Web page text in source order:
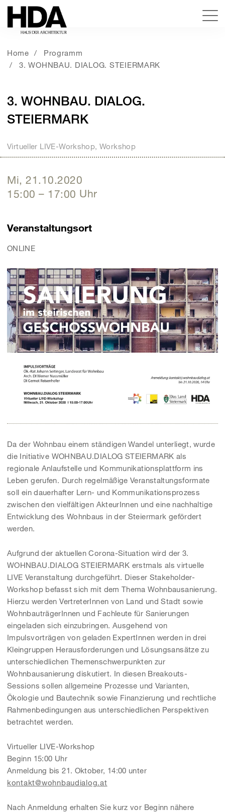
Home
Programm
3. WOHNBAU. DIALOG. STEIERMARK
3. WOHNBAU. DIALOG.
STEIERMARK
Virtueller LIVE-Workshop, Workshop
Mi, 21.10.2020
15:00 – 17:00 Uhr
Veranstaltungsort
ONLINE
Da der Wohnbau einem ständigen Wandel unterliegt, wurde
die Initiative WOHNBAU.DIALOG STEIERMARK als
regionale Anlaufstelle und Kommunikationsplattform ins
Leben gerufen. Durch regelmäßige Veranstaltungsformate
soll ein dauerhafter Lern- und Kommunikationsprozess
zwischen den vielfältigen AkteurInnen und eine nachhaltige
Entwicklung des Wohnbaus in der Steiermark gefördert
werden.
Aufgrund der aktuellen Corona-Situation wird der 3.
WOHNBAU.DIALOG STEIERMARK erstmals als virtuelle
LIVE Veranstaltung durchgeführt. Dieser Stakeholder-
Workshop befasst sich mit dem Thema Wohnbausanierung.
Hierzu werden VertreterInnen von Land und Stadt sowie
WohnbauträgerInnen und Fachleute für Sanierungen
eingeladen sich einzubringen. Ausgehend von
Impulsvorträgen von geladen ExpertInnen werden in drei
Kleingruppen Herausforderungen und Lösungsansätze zu
unterschiedlichen Themenschwerpunkten zur
Wohnbausanierung diskutiert. In diesen Breakouts-
Sessions sollen allgemeine Prozesse und Varianten,
Ökologie und Bautechnik sowie Finanzierung und rechtliche
Rahmenbedingungen aus unterschiedlichen Perspektiven
betrachtet werden.
Virtueller LIVE-Workshop
Beginn 15:00 Uhr
Anmeldung bis 21. Oktober, 14:00 unter
kontakt@wohnbaudialog.at
Nach Anmeldung erhalten Sie kurz vor Beginn nähere